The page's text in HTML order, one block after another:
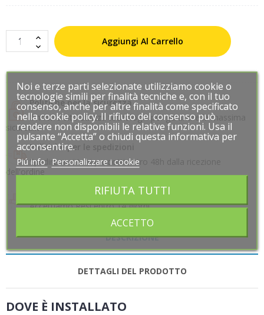
Aggiungi Al Carrello
Politiche per la sicurezza
Il nostro sito utilizza tecnologie per garantire la massima
sicurezza
Politiche per le spedizioni
Spediremo i tuoi prodotti entro 48h dalla ricezione
dell'ordine
Politiche per i resi
Accettiamo Resi entro 14 giorni
DESCRIZIONE
DETTAGLI DEL PRODOTTO
DOVE È INSTALLATO
Noi e terze parti selezionate utilizziamo cookie o
tecnologie simili per finalità tecniche e, con il tuo
consenso, anche per altre finalità come specificato
nella cookie policy. Il rifiuto del consenso può
rendere non disponibili le relative funzioni. Usa il
pulsante “Accetta” o chiudi questa informativa per
acconsentire.
Piú info Personalizzare i cookie
RIFIUTA TUTTI
ACCETTO
Noi e terze parti selezionate utilizziamo cookie o
tecnologie simili per finalità tecniche e, con il tuo
consenso, anche per altre finalità come specificato
nella cookie policy. Il rifiuto del consenso può
rendere non disponibili le relative funzioni. Usa il
pulsante “Accetta” o chiudi questa informativa per
acconsentire.
Piú info Personalizzare i cookie
RIFIUTA TUTTI
ACCETTO